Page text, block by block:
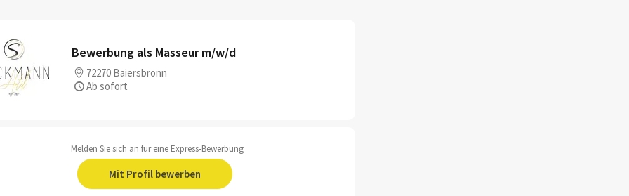
Bewerbung als Masseur m/w/d
72270 Baiersbronn
Ab sofort
Melden Sie sich an für eine Express-Bewerbung
Mit Profil bewerben